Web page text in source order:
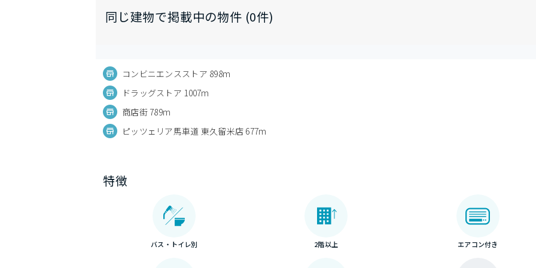
同じ建物で掲載中の物件 (0件)
コンビニエンスストア 898m
ドラッグストア 1007m
商店街 789m
ピッツェリア馬車道 東久留米店 677m
特徴
バス・トイレ別 2階以上 エアコン付き